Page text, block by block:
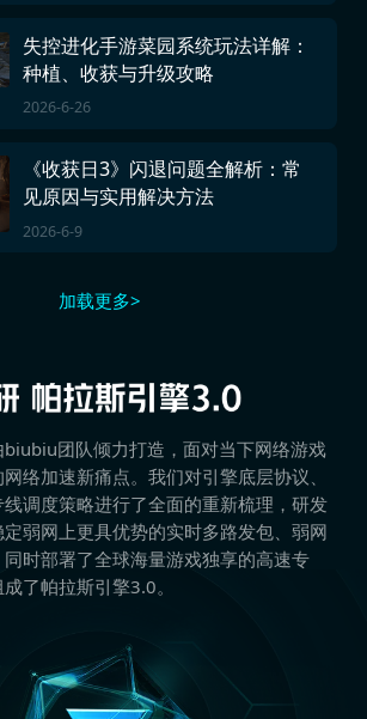
失控进化手游菜园系统玩法详解：
种植、收获与升级攻略
2026-6-26
《收获日3》闪退问题全解析：常
见原因与实用解决方法
2026-6-9
加载更多>
团队倾力打造，面对当下网络游戏
络加速新痛点。我们对引擎底层协议、
调度策略进行了全面的重新梳理，研发
弱网上更具优势的实时多路发包、弱网
时部署了全球海量游戏独享的高速专
了帕拉斯引擎3.0。